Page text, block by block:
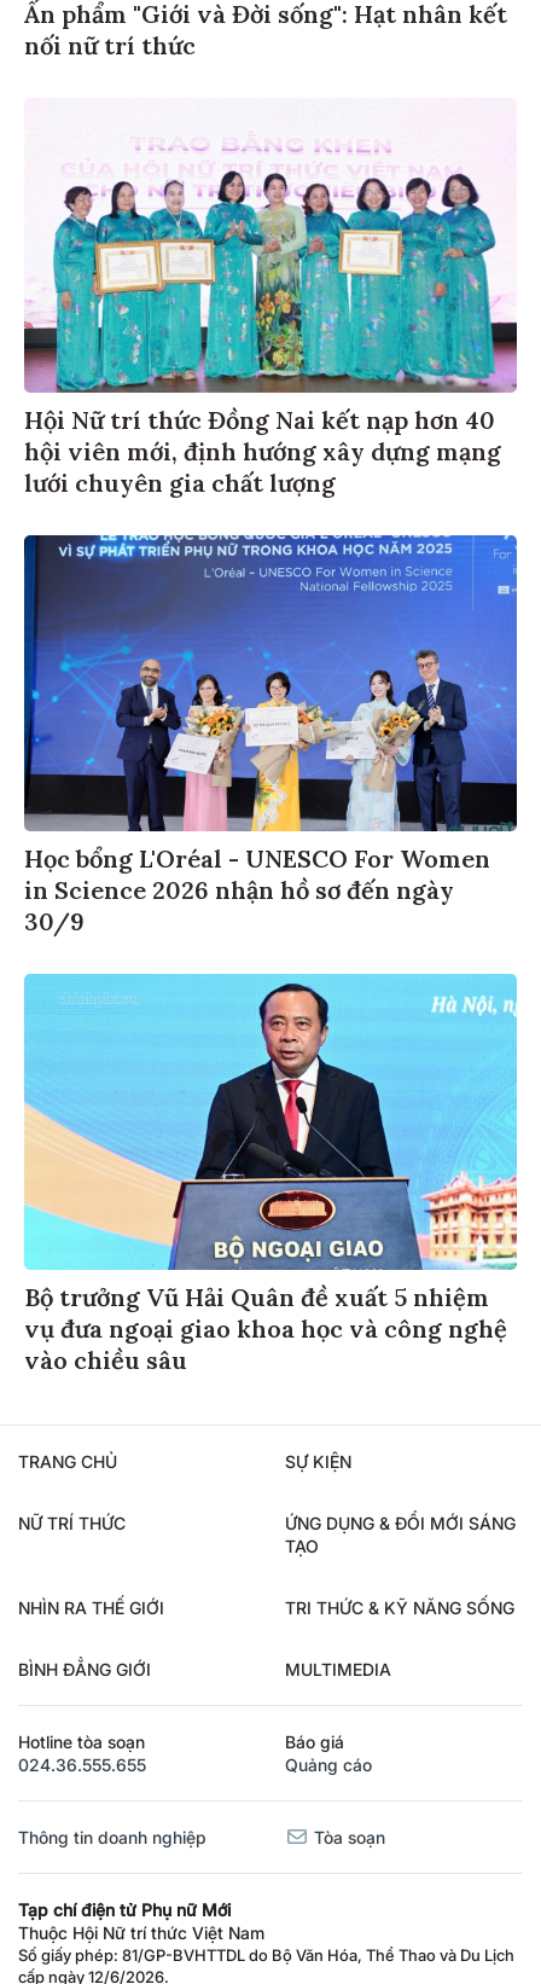
Ấn phẩm "Giới và Đời sống": Hạt nhân kết
nối nữ trí thức
Hội Nữ trí thức Đồng Nai kết nạp hơn 40
hội viên mới, định hướng xây dựng mạng
lưới chuyên gia chất lượng
Học bổng L'Oréal - UNESCO For Women
in Science 2026 nhận hồ sơ đến ngày
30/9
Bộ trưởng Vũ Hải Quân đề xuất 5 nhiệm
vụ đưa ngoại giao khoa học và công nghệ
vào chiều sâu
TRANG CHỦ SỰ KIỆN
NỮ TRÍ THỨC
ỨNG DỤNG & ĐỔI MỚI SÁNG
TẠO
NHÌN RA THẾ GIỚI TRI THỨC & KỸ NĂNG SỐNG
BÌNH ĐẲNG GIỚI MULTIMEDIA
Hotline tòa soạn
024.36.555.655
Báo giá
Quảng cáo
Thông tin doanh nghiệp Tòa soạn
Tạp chí điện tử Phụ nữ Mới
Thuộc Hội Nữ trí thức Việt Nam
Số giấy phép: 81/GP-BVHTTDL do Bộ Văn Hóa, Thể Thao và Du Lịch